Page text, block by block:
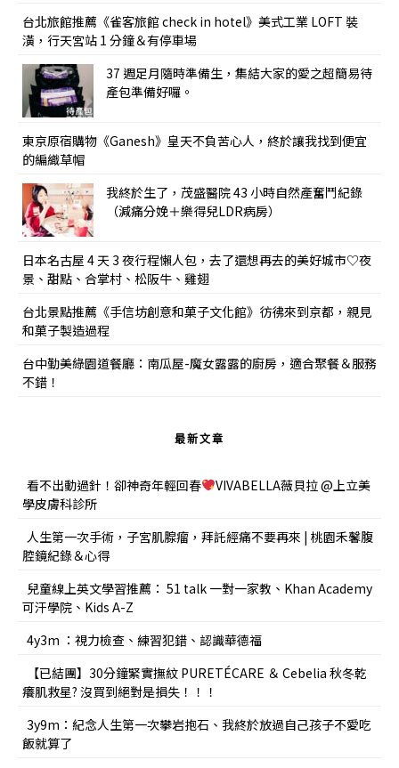
台北旅館推薦《雀客旅館 check in hotel》美式工業 LOFT 裝
潢，行天宮站 1 分鐘＆有停車場
37 週足月隨時準備生，集結大家的愛之超簡易待
產包準備好囉。
東京原宿購物《Ganesh》皇天不負苦心人，終於讓我找到便宜
的編織草帽
我終於生了，茂盛醫院 43 小時自然產奮鬥紀錄
（減痛分娩＋樂得兒LDR病房）
日本名古屋 4 天 3 夜行程懶人包，去了還想再去的美好城市♡夜
景、甜點、合掌村、松阪牛、雞翅
台北景點推薦《手信坊創意和菓子文化館》彷彿來到京都，親見
和菓子製造過程
台中勤美綠園道餐廳：南瓜屋-魔女露露的廚房，適合聚餐＆服務
不錯！
最新文章
看不出動過針！卻神奇年輕回春
VIVABELLA薇貝拉 @上立美
學皮膚科診所
人生第一次手術，子宮肌腺瘤，拜託經痛不要再來 | 桃園禾馨腹
腔鏡紀錄＆心得
兒童線上英文學習推薦： 51 talk 一對一家教、Khan Academy
可汗學院、Kids A-Z
4y3m ：視力檢查、練習犯錯、認識華德福
【已結團】30分鐘緊實撫紋 PURETÉCARE ＆ Cebelia 秋冬乾
癢肌救星? 沒買到絕對是損失！！！
3y9m：紀念人生第一次攀岩抱石、我終於放過自己孩子不愛吃
飯就算了